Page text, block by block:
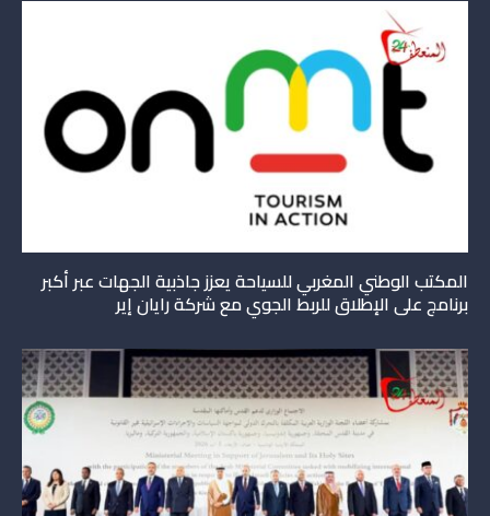
المكتب الوطني المغربي للسياحة يعزز جاذبية الجهات عبر أكبر
برنامج على الإطلاق للربط الجوي مع شركة رايان إير